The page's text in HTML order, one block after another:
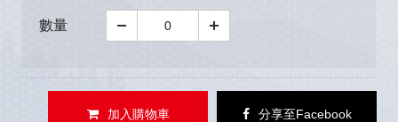
數量
加入購物車 分享至Facebook